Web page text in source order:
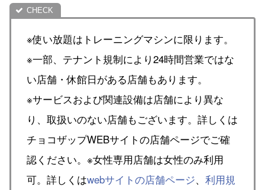
※使い放題はトレーニングマシンに限ります。
※一部、テナント規制により24時間営業ではな
い店舗・休館日がある店舗もあります。
※サービスおよび関連設備は店舗により異な
り、取扱いのない店舗もございます。詳しくは
チョコザップWEBサイトの店舗ページでご確
認ください。※女性専用店舗は女性のみ利用
可。詳しくはwebサイトの店舗ページ、 利用規